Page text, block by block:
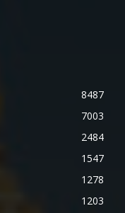
8487
7003
2484
1547
1278
1203